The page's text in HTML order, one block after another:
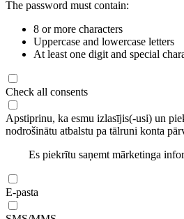
The password must contain:
8 or more characters
Uppercase and lowercase letters
At least one digit and special
Check all consents
Apstiprinu, ka esmu izlasījis(-usi) un
nodrošinātu atbalstu pa tālruni konta
Es piekrītu saņemt mārketinga
E-pasta